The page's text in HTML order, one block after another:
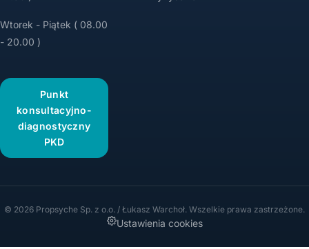
Wtorek - Piątek ( 08.00
- 20.00 )
Punkt
konsultacyjno-
diagnostyczny
PKD
© 2026 Propsyche Sp. z o.o. / Łukasz Warchoł. Wszelkie prawa zastrzeżone.
Ustawienia cookies